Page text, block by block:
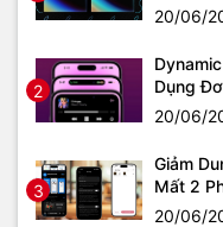
20/06/
2
Dụng
20/06/
3
Giảm
Mất 2
20/06/